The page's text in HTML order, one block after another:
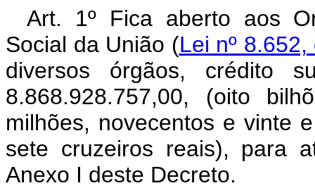
Art. 1º Fica aberto aos
Social da União (Lei nº
diversos órgãos, crédito
8.868.928.757,00, (oito
milhões, novecentos e vinte
sete cruzeiros reais), para
Anexo I deste Decreto.